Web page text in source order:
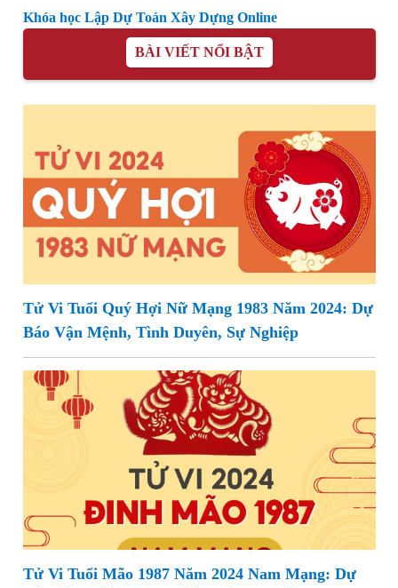
Khóa học Lập Dự Toán Xây Dựng Online
BÀI VIẾT NỔI BẬT
Tử Vi Tuổi Quý Hợi Nữ Mạng 1983 Năm 2024: Dự
Báo Vận Mệnh, Tình Duyên, Sự Nghiệp
Tử Vi Tuổi Mão 1987 Năm 2024 Nam Mạng: Dự